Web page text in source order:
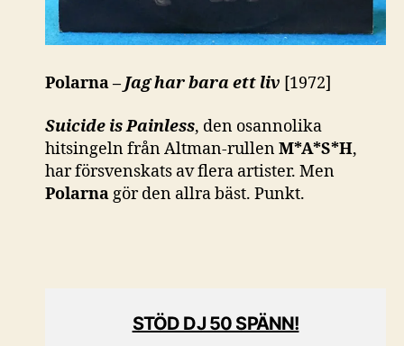
Polarna – Jag har bara ett liv [1972]
Suicide is Painless, den osannolika
hitsingeln från Altman-rullenM*A*S*H,
har försvenskats av flera artister. Men
Polarnagör den allra bäst. Punkt.
STÖD DJ 50 SPÄNN!